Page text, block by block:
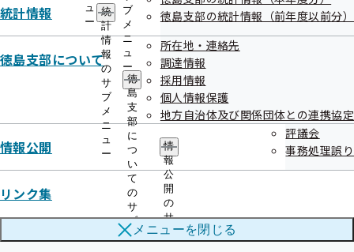
ュ
ー
ブ
メ
ニ
ュ
ー
統計情報
統
計
情
報
の
サ
ブ
メ
ニ
ュ
ー
徳島支部の統計情報（前年度以前分）
徳島支部について
徳
島
支
部
に
つ
い
て
の
サ
ブ
メ
所在地・連絡先
調達情報
採用情報
個人情報保護
地方自治体及び関係団体との連携協定
情報公開
情
報
公
開
の
サ
ブ
メ
評議会
事務処理誤り
リンク集
メニューを閉じる
STEP1
ホームページから氏名・住所等を登録し利用申請を行う
STEP2
ユーザーID・パスワードが郵送で到着